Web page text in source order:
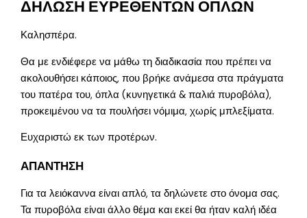
ΔΗΛΩΣΗ ΕΥΡΕΘΕΝΤΩΝ ΟΠΛΩΝ
Καλησπέρα.
Θα με ενδιέφερε να μάθω τη διαδικασία που πρέπει να
ακολουθήσει κάποιος, που βρήκε ανάμεσα στα πράγματα
του πατέρα του, όπλα (κυνηγετικά & παλιά πυροβόλα),
προκειμένου να τα πουλήσει νόμιμα, χωρίς μπλεξίματα.
Ευχαριστώ εκ των προτέρων.
ΑΠΑΝΤΗΣΗ
Για τα λειόκαννα είναι απλό, τα δηλώνετε στο όνομα σας.
Τα πυροβόλα είναι άλλο θέμα και εκεί θα ήταν καλή ιδέα